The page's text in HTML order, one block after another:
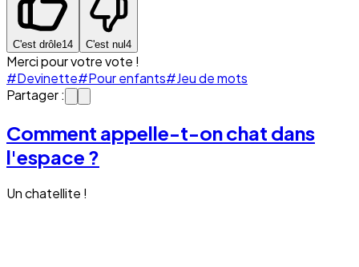
C'est drôle14 C'est nul4
Merci pour votre vote !
#Devinette#Pour enfants#Jeu de mots
Partager :
Comment appelle-t-on chat dans
l'espace ?
Un chatellite !